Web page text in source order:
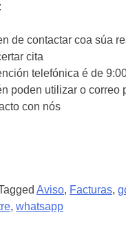
de contactar coa súa
cita
telefónica é de
poden utilizar o correo
con nós
Aviso, Facturas,
, whatsapp